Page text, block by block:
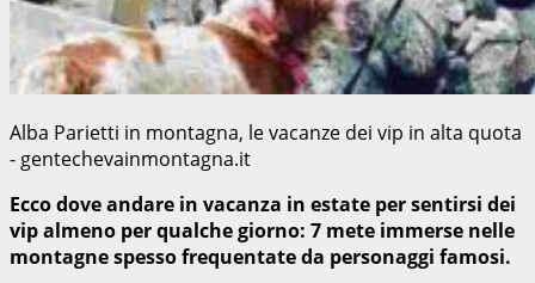
Alba Parietti in montagna, le vacanze dei vip in alta quota
- gentechevainmontagna.it
Ecco dove andare in vacanza in estate per sentirsi dei
vip almeno per qualche giorno: 7 mete immerse nelle
montagne spesso frequentate da personaggi famosi.